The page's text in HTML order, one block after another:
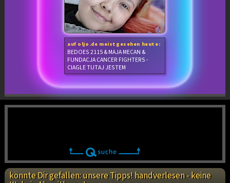
auf oljo.de meistgesehen heute:
BEDOES 2115 & MAJA MECAN &
FUNDACJA CANCER FIGHTERS -
CIAGLE TUTAJ JESTEM
könnte Dir gefallen: unsere Tipps! handverlesen - keine